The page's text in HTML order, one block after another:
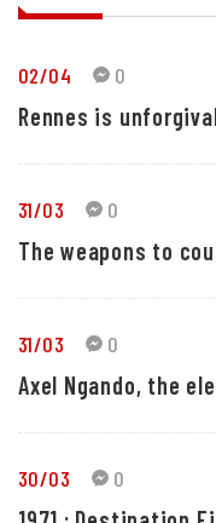
02/04 0
Rennes is
31/03 0
The weapons to
31/03 0
Axel Ngando, the
30/03 0